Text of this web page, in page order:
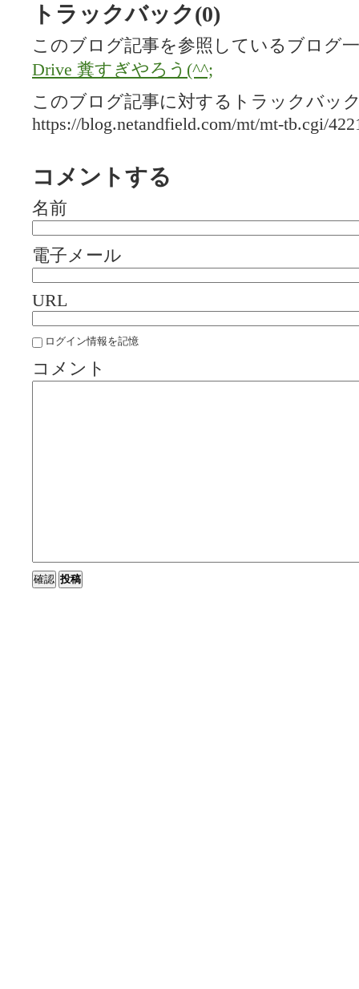
トラックバック(0)
このブログ記事を参照しているブログ
Drive 糞すぎやろう(^^;
このブログ記事に対するトラックバッ
https://blog.netandfield.com/mt/mt-tb.cgi/
コメントする
名前
電子メール
URL
ログイン情報を記憶
コメント